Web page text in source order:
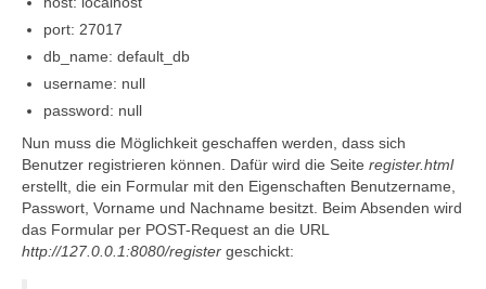
port: 27017
db_name: default_db
username: null
password: null
Nun muss die Möglichkeit geschaffen werden, dass sich
Benutzer registrieren können. Dafür wird die Seite register.html
erstellt, die ein Formular mit den Eigenschaften Benutzername,
Passwort, Vorname und Nachname besitzt. Beim Absenden wird
das Formular per POST-Request an die URL
http://127.0.0.1:8080/register geschickt: